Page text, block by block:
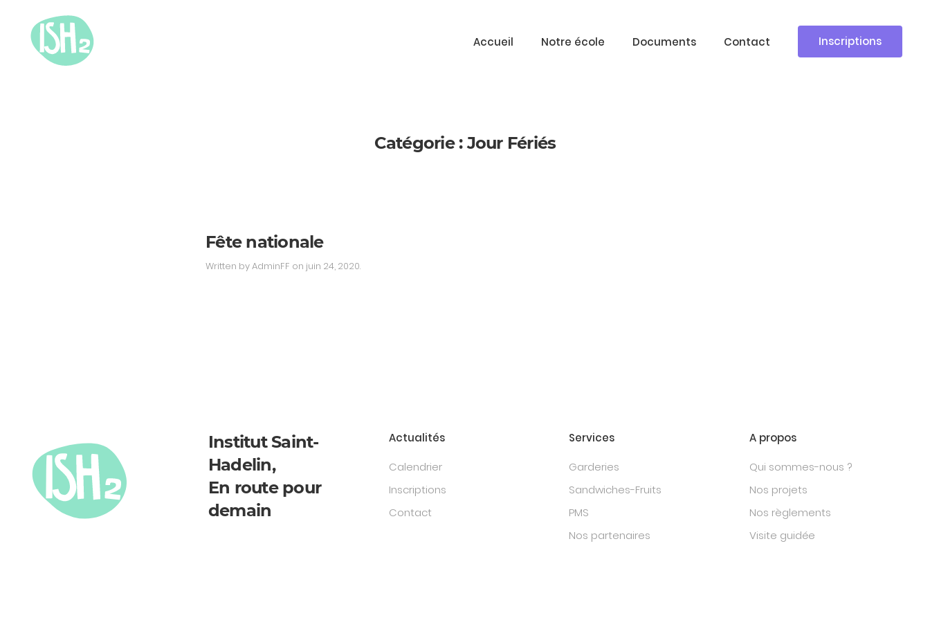
Accueil Notre école Documents Contact Inscriptions
Catégorie :Jour Fériés
Fête nationale
Written byAdminFF on juin 24, 2020.
Institut Saint-
Hadelin,
En route pour
demain
Actualités
Calendrier
Inscriptions
Contact
Services
Garderies
Sandwiches-Fruits
PMS
Nos partenaires
A propos
Qui sommes-nous ?
Nos projets
Nos règlements
Visite guidée